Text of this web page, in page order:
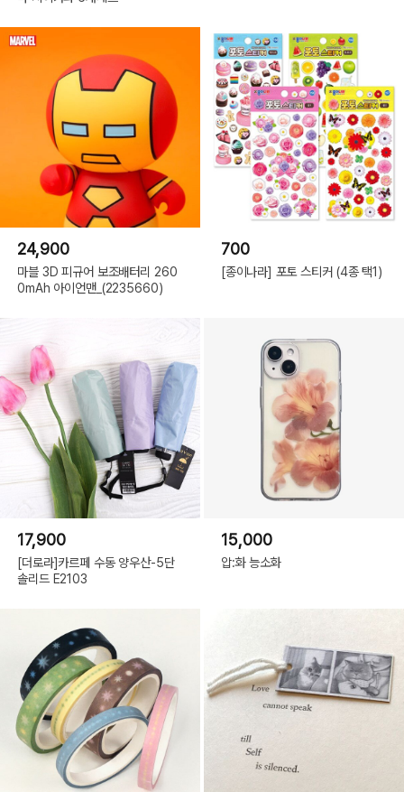
24,900
마블 3D 피규어 보조배터리 260
0mAh 아이언맨_(2235660)
700
[종이나라] 포토 스티커 (4종 택1)
17,900
[더로라]카르페 수동 양우산-5단
솔리드 E2103
15,000
압:화 능소화